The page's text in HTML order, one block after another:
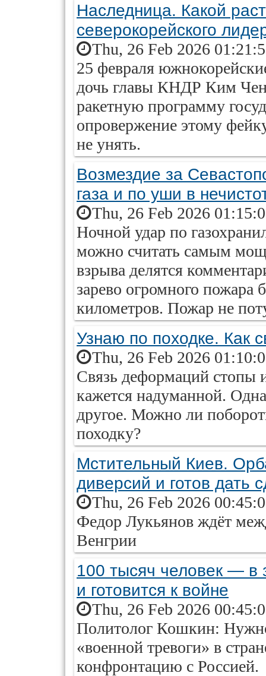
Наследница. Какой
северокорейского
Thu, 26 Feb 2026
25 февраля
дочь главы КНДР Ким
ракетную программу
опровержение этому
не унять.
Возмездие за
газа и по уши в
Thu, 26 Feb 2026
Ночной удар по
можно считать самым
взрыва делятся
зарево огромного пожара
километров. Пожар не
Узнаю по походке. Как
Thu, 26 Feb 2026
Связь деформаций стопы
кажется надуманной.
другое. Можно ли
походку?
Мстительный Киев.
диверсий и готов дать
Thu, 26 Feb 2026
Федор Лукьянов ждёт
Венгрии
100 тысяч человек —
и готовится к войне
Thu, 26 Feb 2026
Политолог Кошкин:
«военной тревоги» в
конфронтацию с Россией.